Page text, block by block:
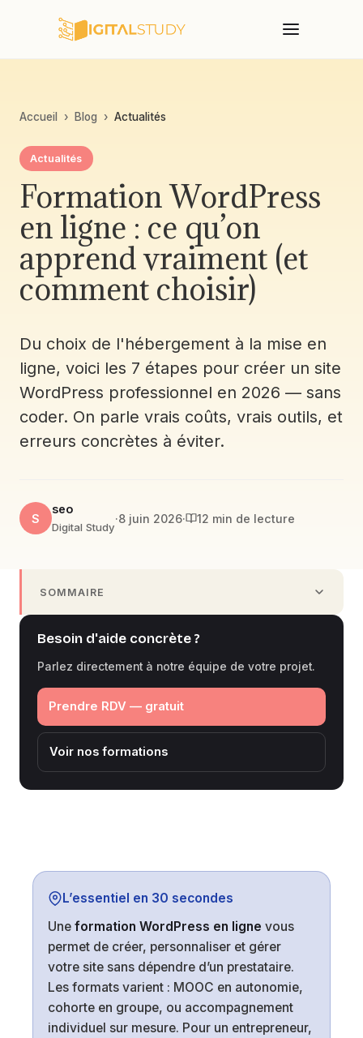
Accueil › Blog › Actualités
Actualités
Formation WordPress
en ligne : ce qu’on
apprend vraiment (et
comment choisir)
Du choix de l'hébergement à la mise en
ligne, voici les 7 étapes pour créer un site
WordPress professionnel en 2026 — sans
coder. On parle vrais coûts, vrais outils, et
erreurs concrètes à éviter.
S
seo
Digital Study
·8 juin 2026· 12 min de lecture
L’essentiel en 30 secondes
Une formation WordPress en ligne vous
permet de créer, personnaliser et gérer
votre site sans dépendre d’un prestataire.
Les formats varient : MOOC en autonomie,
cohorte en groupe, ou accompagnement
individuel sur mesure. Pour un entrepreneur,
SOMMAIRE
Besoin d'aide concrète ?
Parlez directement à notre équipe de votre projet.
Prendre RDV — gratuit
Voir nos formations